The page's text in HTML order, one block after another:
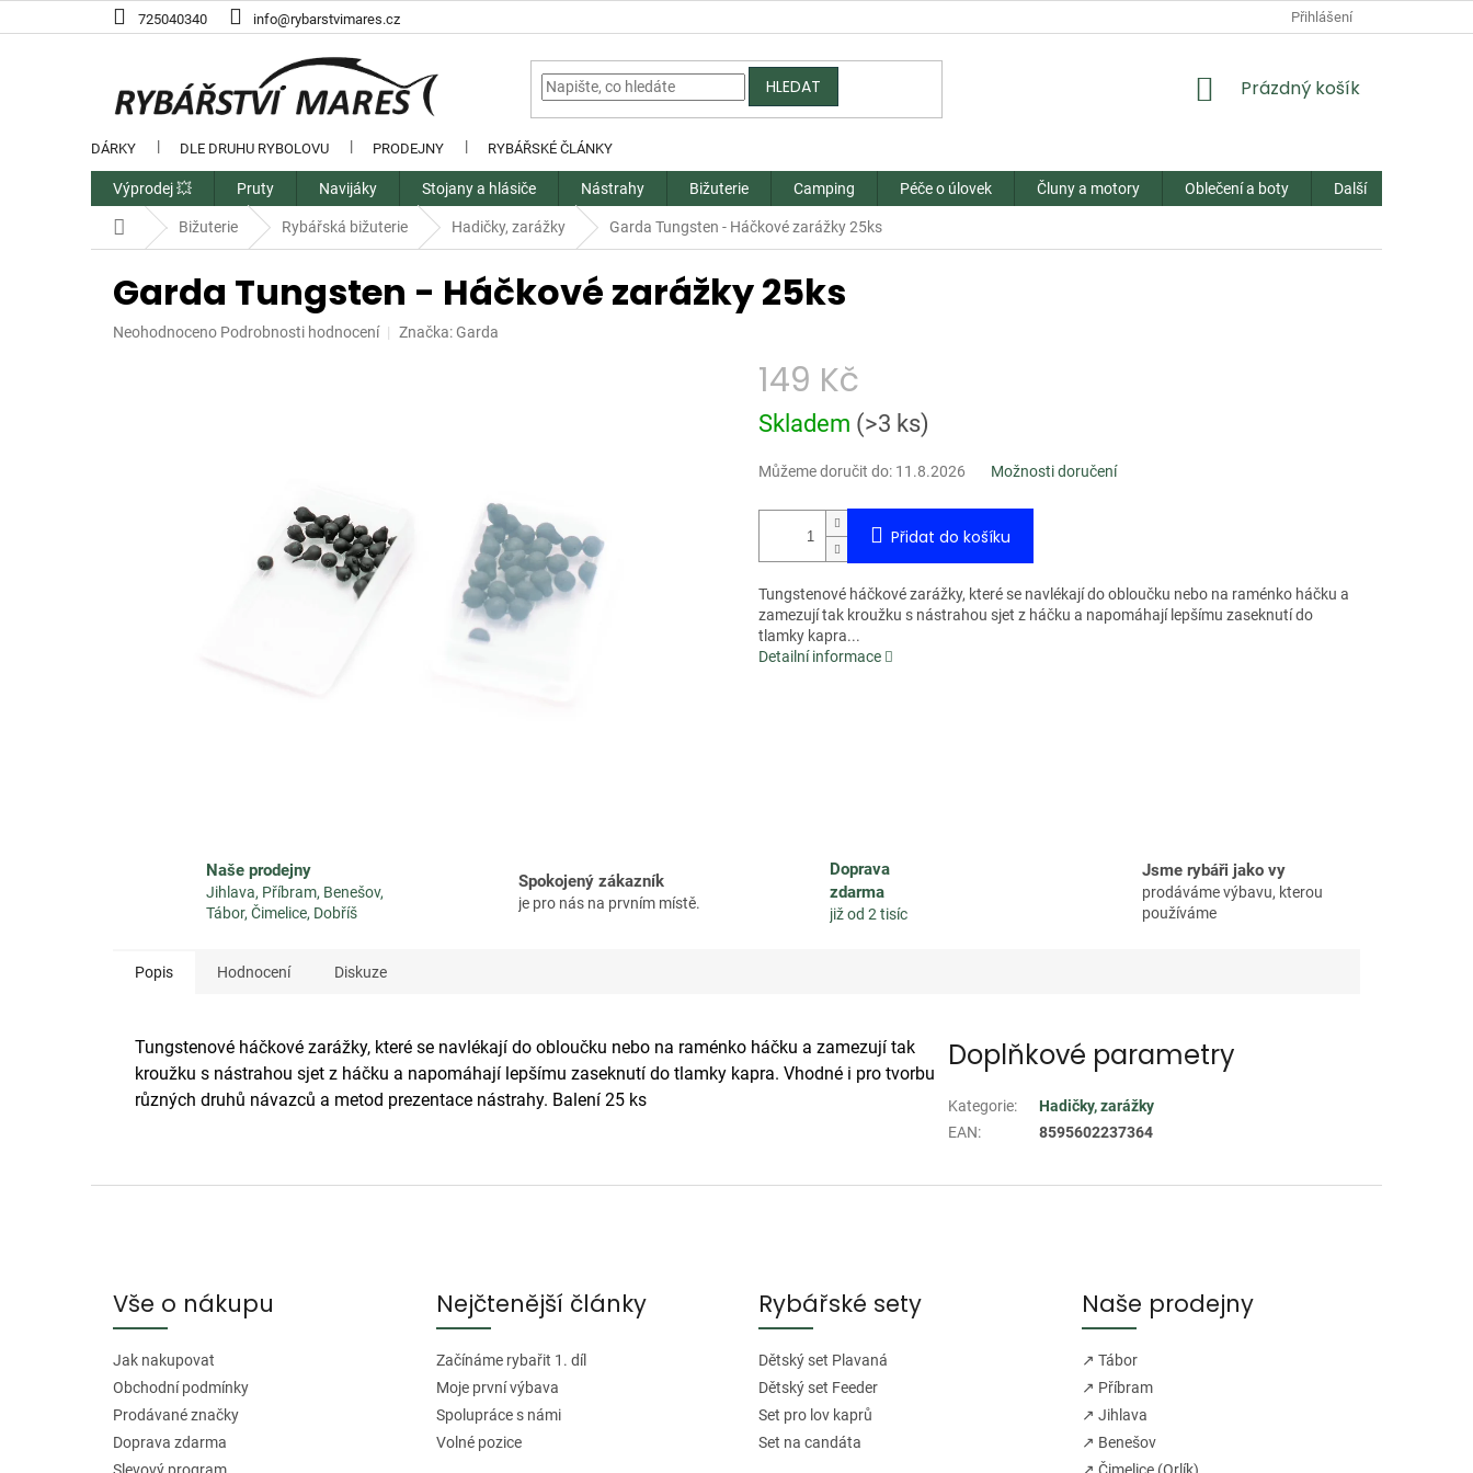
na
725040340 info@rybarstvimares.cz
DÁRKY DLE DRUHU RYBOLOVU PRODEJNY RYBÁŘSKÉ ČLÁNKY
Přihlášení
HLEDAT
NÁKUPNÍ
Prázdný košík
Výprodej 💥 Pruty Navijáky Stojany a hlásiče Nástrahy Bižuterie Camping Péče o úlovek Čluny a motory Oblečení a boty Další
Domů Bižuterie Rybářská bižuterie Hadičky, zarážky Garda Tungsten - Háčkové zarážky 25ks
Garda Tungsten - Háčkové zarážky 25ks
Průměrné
Neohodnoceno Podrobnosti hodnocení Značka: Garda
149 Kč
Měrná
cena:
Skladem (>3 ks)
Můžeme doručit do: 11.8.2026 Možnosti doručení
Přidat do košíku
Tungstenové háčkové zarážky, které se navlékají do obloučku nebo na raménko háčku a
zamezují tak kroužku s nástrahou sjet z háčku a napomáhají lepšímu zaseknutí do
tlamky kapra...
Detailní informace
Naše prodejny
Jihlava, Příbram, Benešov,
Tábor, Čimelice, Dobříš
Spokojený zákazník
je pro nás na prvním místě.
Doprava
zdarma
již od 2 tisíc
Jsme rybáři jako vy
prodáváme výbavu, kterou
používáme
Popis Hodnocení Diskuze
Tungstenové háčkové zarážky, které se navlékají do obloučku nebo na raménko háčku a zamezují tak
kroužku s nástrahou sjet z háčku a napomáhají lepšímu zaseknutí do tlamky kapra. Vhodné i pro tvorbu
různých druhů návazců a metod prezentace nástrahy. Balení 25 ks
Doplňkové parametry
Kategorie:
Hadičky, zarážky
EAN: 8595602237364
Vše o nákupu
Jak nakupovat
Obchodní podmínky
Prodávané značky
Doprava zdarma
Nejčtenější články
Začínáme rybařit 1. díl
Moje první výbava
Spolupráce s námi
Volné pozice
Rybářské sety
Dětský set Plavaná
Dětský set Feeder
Set pro lov kaprů
Set na candáta
Naše prodejny
↗ Tábor
↗ Příbram
↗ Jihlava
↗ Benešov